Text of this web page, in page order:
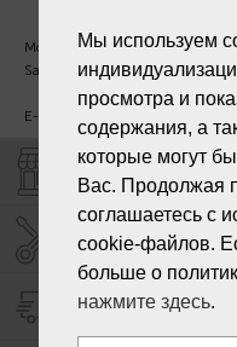
Mon. - Fri. 09:00 - 18:00
Sat - Sun. - Out.
E-mail:
SHOPS "LAIKS"
SERVICE
DELIVERY
Мы используем
просмотра и
содержания, а
которые могут
Вас. Продолжая
соглашаетесь с
cookie-файлов.
больше о
нажмите здесь.